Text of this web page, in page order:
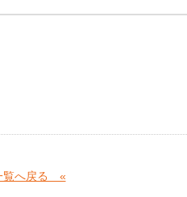
覧へ戻る «